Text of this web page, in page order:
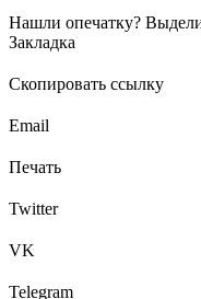
Нашли опечатку?
Закладка
Скопировать ссылку
Email
Печать
Twitter
VK
Telegram